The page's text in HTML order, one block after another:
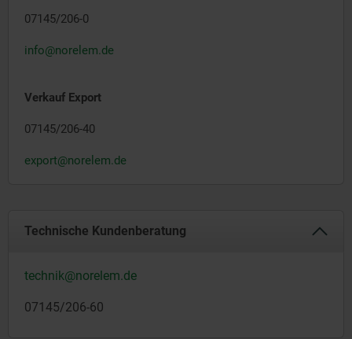
07145/206-0
info@norelem.de
Verkauf Export
07145/206-40
export@norelem.de
Technische Kundenberatung
technik@norelem.de
07145/206-60